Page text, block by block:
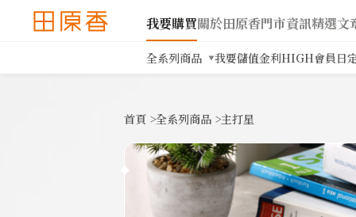
我要購買關於田原香門市資訊精選文
全系列商品 我要儲值金利HIGH會員日
首頁 >全系列商品 >主打星